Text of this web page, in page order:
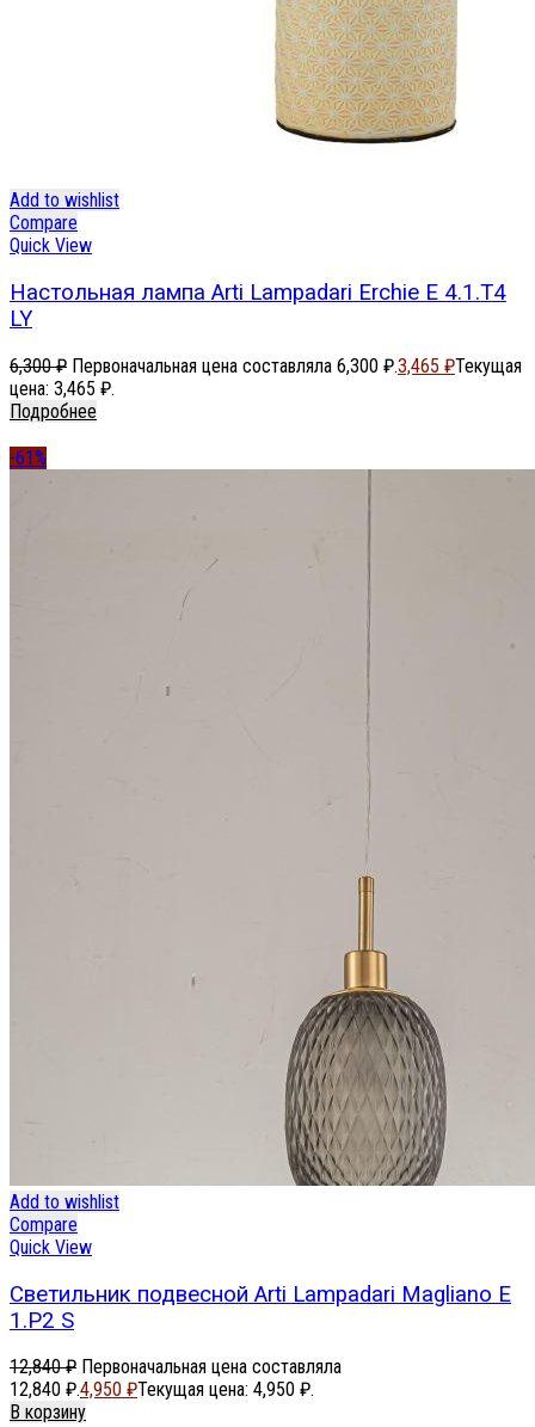
Add to wishlist
Compare
Quick View
Настольная лампа Arti Lampadari Erchie E 4.1.T4
LY
6,300₽ Первоначальная цена составляла 6,300 ₽.3,465 ₽Текущая
цена: 3,465 ₽.
Подробнее
-61%
Add to wishlist
Compare
Quick View
Светильник подвесной Arti Lampadari Magliano E
1.P2 S
12,840₽ Первоначальная цена составляла
12,840 ₽.4,950 ₽Текущая цена: 4,950 ₽.
В корзину